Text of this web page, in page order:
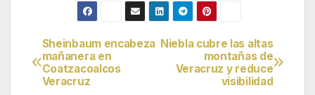
Navegación
de
Niebla cubre las altas
montañas de
Veracruz y reduce
visibilidad
Sheinbaum encabeza
mañanera en
Coatzacoalcos
Veracruz